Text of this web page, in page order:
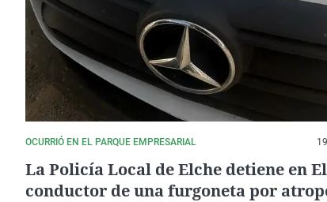
OCURRIÓ EN EL PARQUE EMPRESARIAL
La Policía Local de Elche detiene en
conductor de una furgoneta por